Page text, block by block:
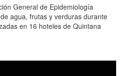
General de Epidemiología
agua, frutas y verduras durante
en 16 hoteles de Quintana